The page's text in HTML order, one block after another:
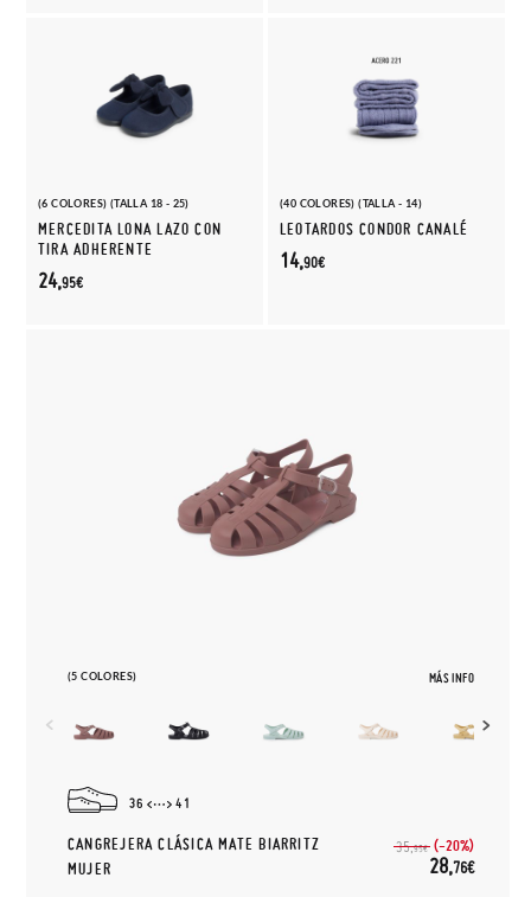
(6 COLORES) (TALLA 18 - 25)
MERCEDITA LONA LAZO CON
TIRA ADHERENTE
24,95€
(40 COLORES) (TALLA - 14)
LEOTARDOS CONDOR CANALÉ
14,90€
(5 COLORES) MÁS INFO
36 41
CANGREJERA CLÁSICA MATE BIARRITZ
MUJER
35,95€ (-20%)
28,76€